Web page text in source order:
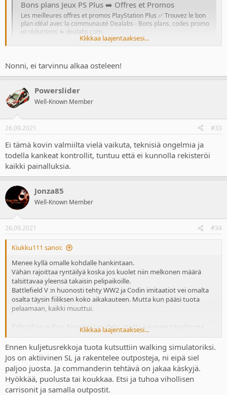
Bons plans Jeux PS Plus ➡️ Offres et Promos
Les meilleures offres et promos PlayStation Plus ✅ Trouvez le bon
plan idéal avec la communauté Dealabs - Bons plans, codes promo
et réductions ➤ dealabs.com.
Klikkaa laajentaaksesi...
Nonni, ei tarvinnu alkaa osteleen!
Powerslider
Well-Known Member
26.09.2021 #33
Ei tämä kovin valmiilta vielä vaikuta, teknisiä ongelmia ja
todella kankeat kontrollit, tuntuu että ei kunnolla rekisteröi
kaikki painalluksia.
Jonza85
Well-Known Member
26.09.2021 #34
Kiukku111 sanoi:
Menee kyllä omalle kohdalle hankintaan.
Vähän rajoittaa ryntäilyä koska jos kuolet niin melkonen määrä
talsittavaa yleensä takaisin pelipaikoille.
Battlefield V :n huonosti tehty WW2 ja Codin imitaatiot vei omalta
osalta täysin fiiliksen koko aikakauteen. Mutta kun pääsi tuota
pelaamaan, kaikki muuttui.
Pelissähän ei ihan hirveästi tapahdu, mutta jokainen tapahtuma
mitä eteen tulee on ihan jäätävän hektistä ja kuumottavaa.
Ekan kerran esim kun jouduin pommituksen keskelle niin ihan
mahasta väänsi!
Klikkaa laajentaaksesi...
Ennen kuljetusrekkoja tuota kutsuttiin walking simulatoriksi.
Jos on aktiivinen SL ja rakentelee outposteja, ni eipä siel
paljoo juosta. Ja commanderin tehtävä on jakaa käskyjä.
Hyökkää, puolusta tai koukkaa. Etsi ja tuhoa vihollisen
carrisonit ja samalla outpostit.